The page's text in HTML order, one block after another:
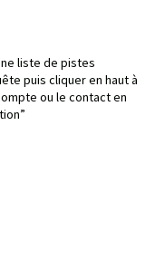
liste de pistes
puis cliquer en haut à
ou le contact en